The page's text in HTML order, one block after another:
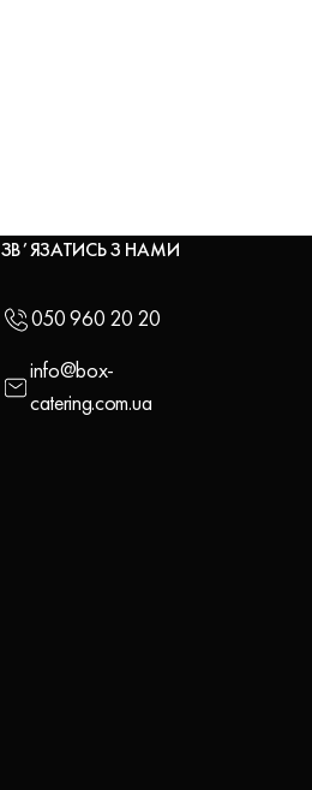
ЗВʼЯЗАТИСЬ З НАМИ
050 960 20 20
info@box-
catering.com.ua